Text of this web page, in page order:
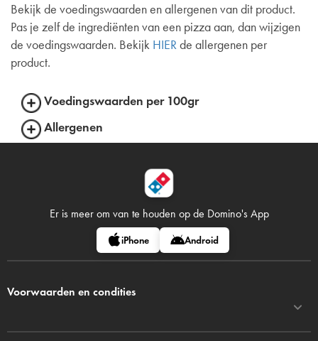
Bekijk de voedingswaarden en allergenen van dit product.
Pas je zelf de ingrediënten van een pizza aan, dan wijzigen
de voedingswaarden. Bekijk HIERde allergenen per
product.
Voedingswaarden per 100gr
Allergenen
Er is meer om van te houden op de Domino's App
iPhone Android
Voorwaarden en condities